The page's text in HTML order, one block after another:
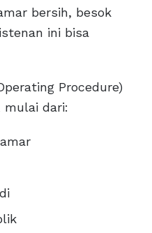
bersih, besok
ini bisa
Procedure)
mulai dari: